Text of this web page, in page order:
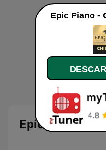
Epic Piano -